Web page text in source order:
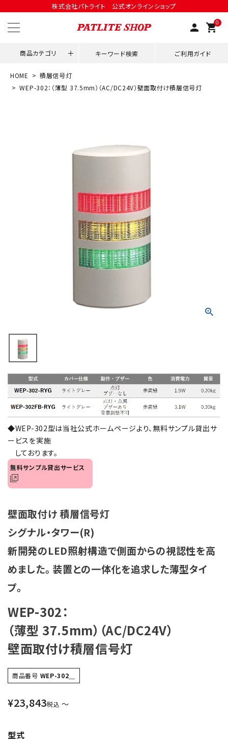
株式会社パトライト 公式オンラインショップ
person 0
shopping_cart
商品カテゴリ キーワード検索 ご利用ガイド
領収書発行はこちら
person 会員登録
ネットワーク対応
LED照明
センサ機器
散光式警光灯
オプション
製品選定の仕方
ガイドライン
パトライトカタログ
HOME
積層信号灯
WEP-302：（薄型 37.5mm）（AC/DC24V）壁面取付け積層信号灯
◆WEP-302型は当社公式ホームページより、無料サンプル貸出サ
ービスを実施
しております。
無料サンプル貸出サービス
壁面取付け 積層信号灯
シグナル・タワー(R)
新開発のLED照射構造で側面からの視認性を高
めました。 装置との一体化を追求した薄型タイ
プ。
WEP-302：
（薄型 37.5mm）（AC/DC24V）
壁面取付け積層信号灯
商品番号 WEP-302＿
¥23,843税込 〜
型式